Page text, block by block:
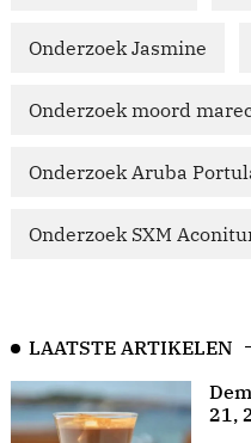
Onderzoek Jasmine
Onderzoek moord
Onderzoek Aruba
Onderzoek SXM
LAATSTE ARTIKELEN
21,